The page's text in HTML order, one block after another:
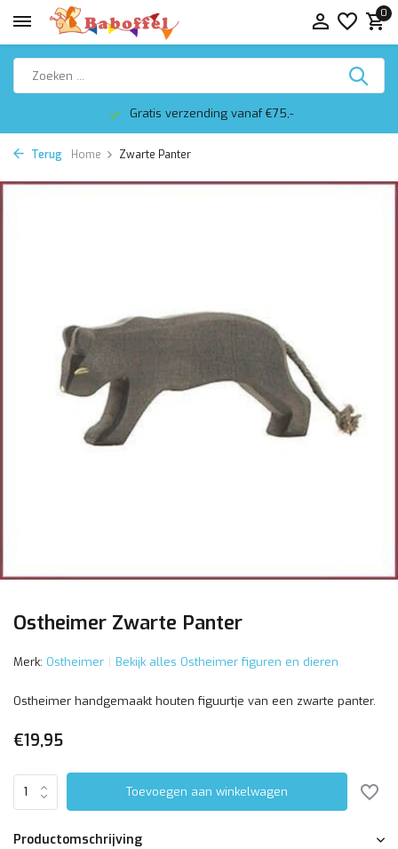
0
Gratis verzending vanaf €75,-
Terug Home Zwarte Panter
Ostheimer Zwarte Panter
Merk: Ostheimer Bekijk alles Ostheimer figuren en dieren
Ostheimer handgemaakt houten figuurtje van een zwarte panter.
€19,95
Toevoegen aan winkelwagen
Productomschrijving